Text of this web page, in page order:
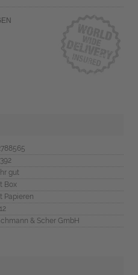
gut
Box
Papieren
& Scher GmbH